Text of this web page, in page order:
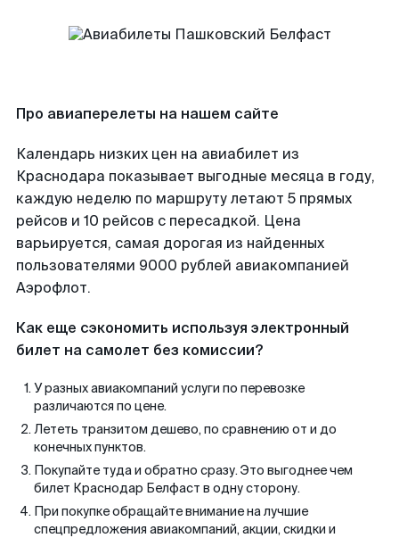
Про авиаперелеты на нашем сайте
Календарь низких цен на авиабилет из
Краснодара показывает выгодные месяца в году,
каждую неделю по маршруту летают 5 прямых
рейсов и 10 рейсов с пересадкой. Цена
варьируется, самая дорогая из найденных
пользователями 9000 рублей авиакомпанией
Аэрофлот.
Как еще сэкономить используя электронный
билет на самолет без комиссии?
У разных авиакомпаний услуги по перевозке
различаются по цене.
Лететь транзитом дешево, по сравнению от и до
конечных пунктов.
Покупайте туда и обратно сразу. Это выгоднее чем
билет Краснодар Белфаст в одну сторону.
При покупке обращайте внимание на лучшие
спецпредложения авиакомпаний, акции, скидки и